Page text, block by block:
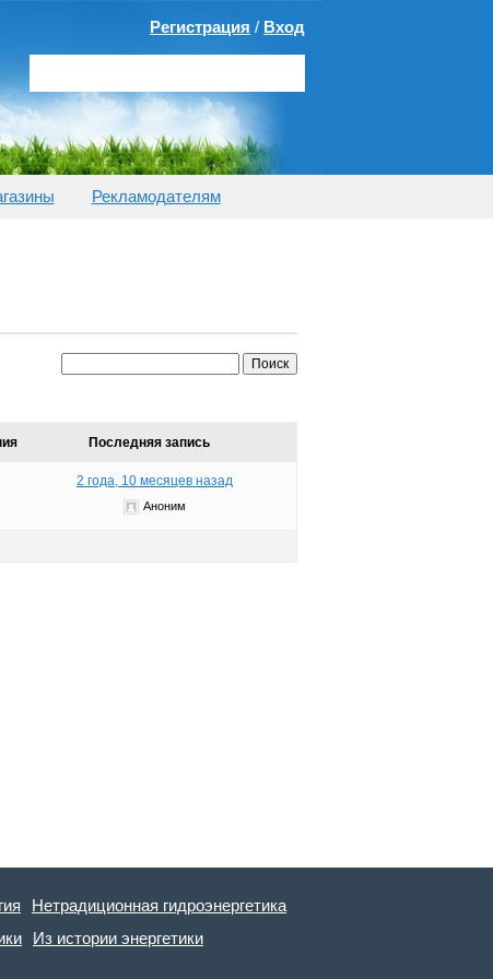
Регистрация / Вход
Рекламодателям
Последняя запись
2 года, 10 месяцев назад
Аноним
Нетрадиционная гидроэнергетика
Из истории энергетики